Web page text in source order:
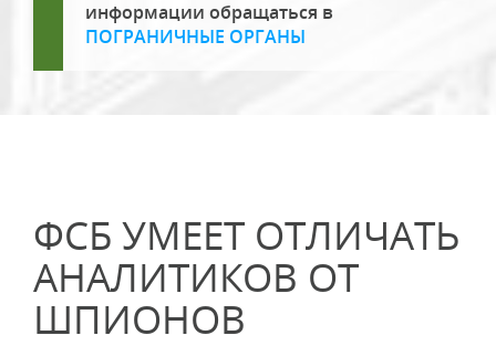
информации обращаться в
ПОГРАНИЧНЫЕ ОРГАНЫ
ФСБ УМЕЕТ ОТЛИЧАТЬ
АНАЛИТИКОВ ОТ
ШПИОНОВ